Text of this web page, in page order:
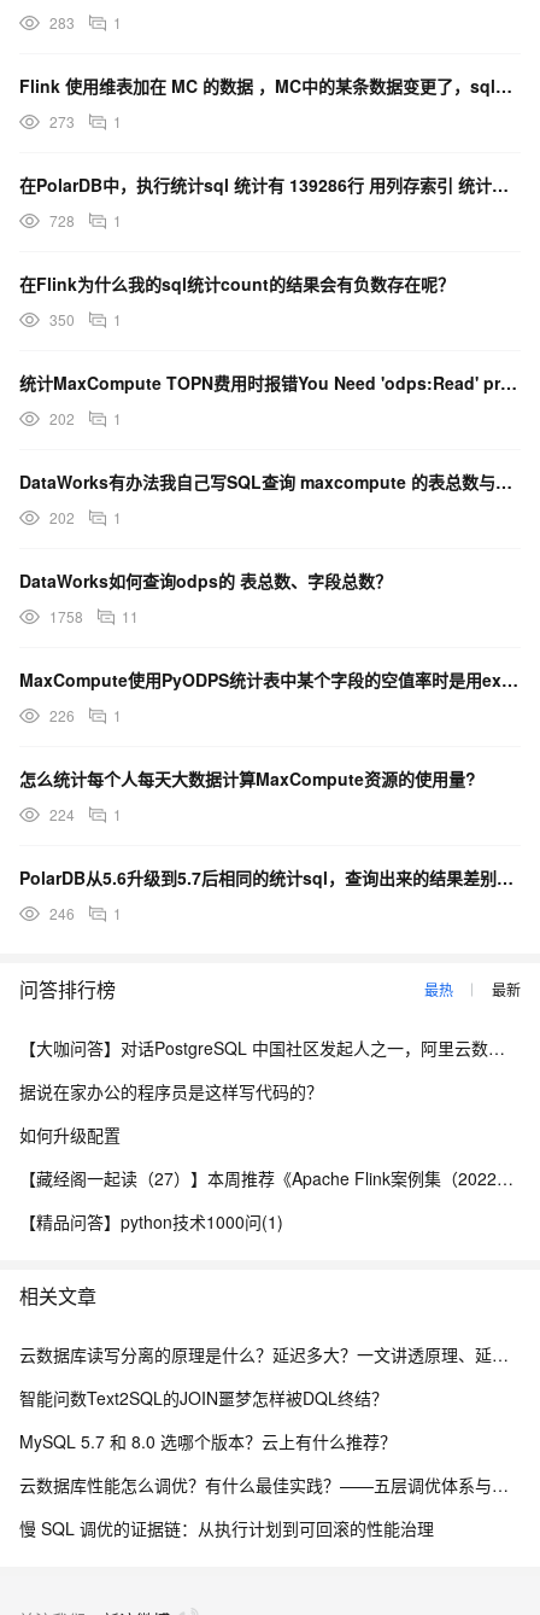
283 1
Flink 使用维表加在 MC 的数据 ，MC中的某条数据变更了，sql统计的逻辑会变更吗？
273 1
在PolarDB中，执行统计sql 统计有 139286行 用列存索引 统计时间会有提升么？
728 1
在Flink为什么我的sql统计count的结果会有负数存在呢？
350 1
统计MaxCompute TOPN费用时报错You Need 'odps:Read' priv...
202 1
DataWorks有办法我自己写SQL查询 maxcompute 的表总数与字段总数不？
202 1
DataWorks如何查询odps的 表总数、字段总数？
1758 11
MaxCompute使用PyODPS统计表中某个字段的空值率时是用execute_sql还是D...
226 1
怎么统计每个人每天大数据计算MaxCompute资源的使用量?
224 1
PolarDB从5.6升级到5.7后相同的统计sql，查询出来的结果差别差很多，为什么？
246 1
问答排行榜 最热 最新
【大咖问答】对话PostgreSQL 中国社区发起人之一，阿里云数据库高级专家 德哥
据说在家办公的程序员是这样写代码的？
如何升级配置
【藏经阁一起读（27）】本周推荐《Apache Flink案例集（2022版）》，你有哪些心得？
【精品问答】python技术1000问(1)
相关文章
云数据库读写分离的原理是什么？延迟多大？一文讲透原理、延迟与落地方案
智能问数Text2SQL的JOIN噩梦怎样被DQL终结？
MySQL 5.7 和 8.0 选哪个版本？云上有什么推荐？
云数据库性能怎么调优？有什么最佳实践？——五层调优体系与阿里云 RDS 实战
慢 SQL 调优的证据链：从执行计划到可回滚的性能治理